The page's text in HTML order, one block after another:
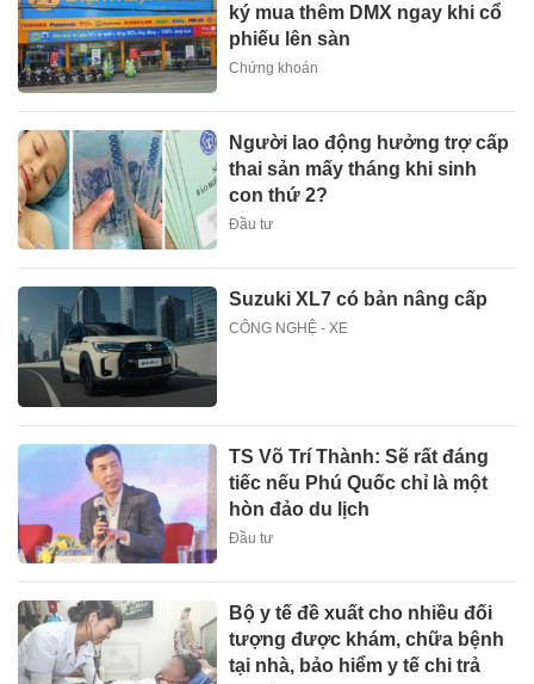
ký mua thêm DMX ngay khi cổ
phiếu lên sàn
Chứng khoán
Người lao động hưởng trợ cấp
thai sản mấy tháng khi sinh
con thứ 2?
Đầu tư
Suzuki XL7 có bản nâng cấp
CÔNG NGHỆ - XE
TS Võ Trí Thành: Sẽ rất đáng
tiếc nếu Phú Quốc chỉ là một
hòn đảo du lịch
Đầu tư
Bộ y tế đề xuất cho nhiều đối
tượng được khám, chữa bệnh
tại nhà, bảo hiểm y tế chi trả